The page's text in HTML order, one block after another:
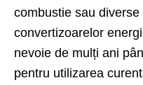
combustie sau
convertizoarelor
nevoie de mulți ani
pentru utilizarea